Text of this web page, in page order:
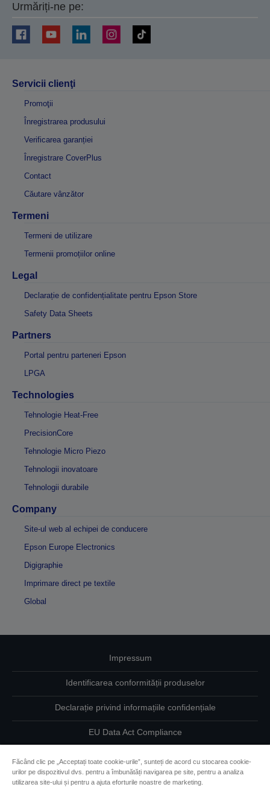
Urmăriți-ne pe:
Servicii clienţi
Promoţii
Înregistrarea produsului
Verificarea garanției
Înregistrare CoverPlus
Contact
Căutare vânzător
Termeni
Termeni de utilizare
Termenii promoțiilor online
Legal
Declarație de confidențialitate pentru Epson Store
Safety Data Sheets
Partners
Portal pentru parteneri Epson
LPGA
Technologies
Tehnologie Heat-Free
PrecisionCore
Tehnologie Micro Piezo
Tehnologii inovatoare
Tehnologii durabile
Company
Site-ul web al echipei de conducere
Epson Europe Electronics
Digigraphie
Imprimare direct pe textile
Global
Impressum
Identificarea conformității produselor
Declarație privind informațiile confidențiale
EU Data Act Compliance
Informaţii despre modulele cookie
Făcând clic pe „Acceptați toate cookie-urile”, sunteți de acord cu stocarea cookie-
urilor pe dispozitivul dvs. pentru a îmbunătăți navigarea pe site, pentru a analiza
utilizarea site-ului și pentru a ajuta eforturile noastre de marketing.